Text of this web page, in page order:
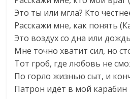
Это ты или мгла? Кто
Расскажи мне, как понять
Это воздух со дна или
Мне точно хватит сил, но
Тот гроб, где любовь не
По горло жизнью сыт, и
Патрон идёт в мой карабин